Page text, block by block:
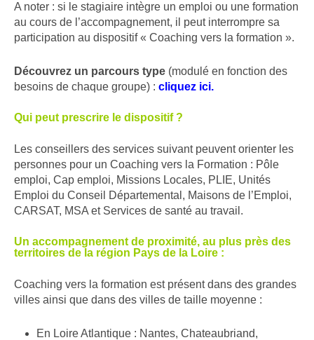
A noter : si le stagiaire intègre un emploi ou une formation
au cours de l’accompagnement, il peut interrompre sa
participation au dispositif « Coaching vers la formation ».
Découvrez un parcours type (modulé en fonction des
besoins de chaque groupe) : cliquez ici.
Qui peut prescrire le dispositif ?
Les conseillers des services suivant peuvent orienter les
personnes pour un Coaching vers la Formation : Pôle
emploi, Cap emploi, Missions Locales, PLIE, Unités
Emploi du Conseil Départemental, Maisons de l’Emploi,
CARSAT, MSA et Services de santé au travail.
Un accompagnement de proximité, au plus près des
territoires de la région Pays de la Loire :
Coaching vers la formation est présent dans des grandes
villes ainsi que dans des villes de taille moyenne :
En Loire Atlantique : Nantes, Chateaubriand,